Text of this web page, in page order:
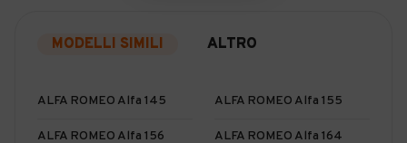
MODELLI SIMILI ALTRO
ALFA ROMEO Alfa 145 ALFA ROMEO Alfa 155
ALFA ROMEO Alfa 156 ALFA ROMEO Alfa 164